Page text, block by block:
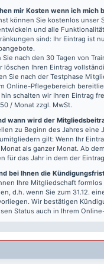
mir Kosten wenn ich mich
können Sie kostenlos unser
und alle
sind: Ihr Eintrag ist
Sie nach den 30 Tagen von
löschen Ihren Eintrag
Sie nach der Testphase
Online-Pflegebereich
hin schalten wir Ihren Eintrag
/ Monat zzgl. MwSt.
wann wird der
zu Beginn des Jahres eine
gilt: Wenn Ihr
als ganzer Monat. Ab
für das Jahr in dem der
bei Ihnen die
Ihre Mitgliedschaft
d.h. wenn Sie zum 31.12.
Wir bestätigen
Status auch in Ihrem